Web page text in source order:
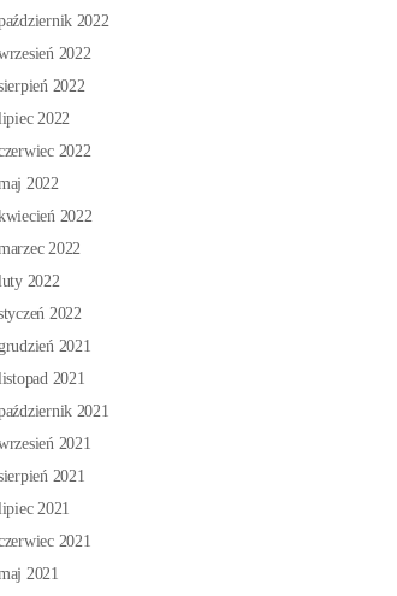
2022
2022
2022
2022
2022
2022
2022
2022
2022
2022
grudzień 2021
2021
2021
2021
2021
2021
2021
2021